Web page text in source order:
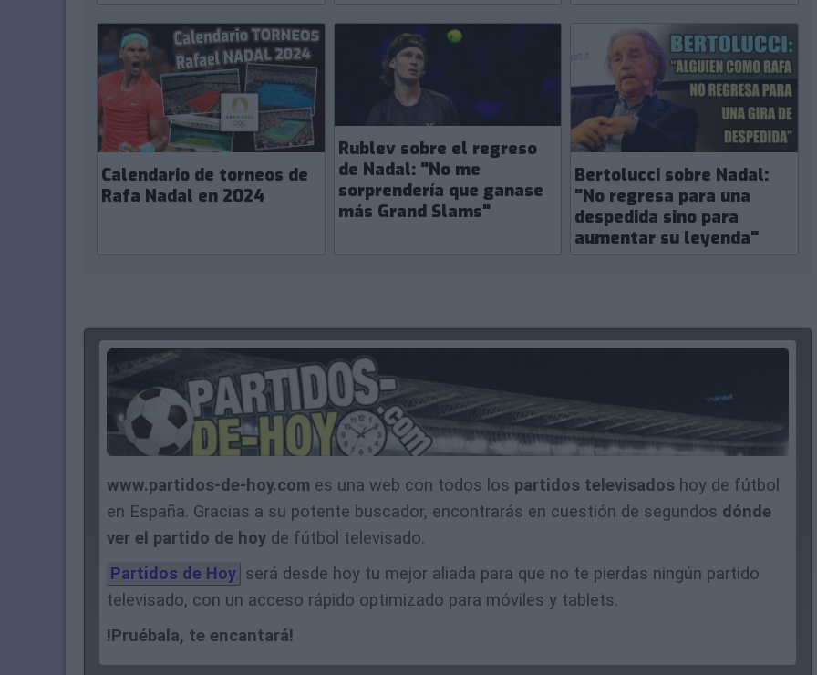
Calendario de torneos de
Rafa Nadal en 2024
Rublev sobre el regreso
de Nadal: "No me
sorprendería que ganase
más Grand Slams"
Bertolucci sobre Nadal:
"No regresa para una
despedida sino para
aumentar su leyenda"
www.partidos-de-hoy.com es una web con todos los partidos televisadoshoy de fútbol
en España. Gracias a su potente buscador, encontrarás en cuestión de segundos dónde
ver el partido de hoyde fútbol televisado.
Partidos de Hoy será desde hoy tu mejor aliada para que no te pierdas ningún partido
televisado, con un acceso rápido optimizado para móviles y tablets.
!Pruébala, te encantará!